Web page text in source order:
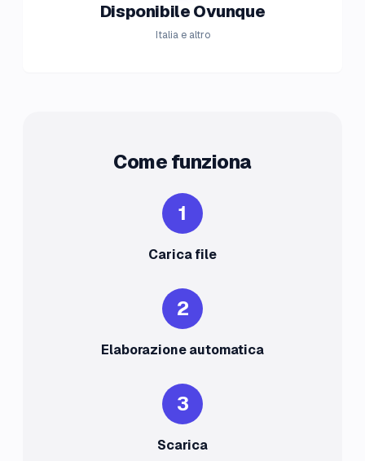
Disponibile Ovunque
Italia e altro
Come funziona
1
Carica file
2
Elaborazione automatica
3
Scarica